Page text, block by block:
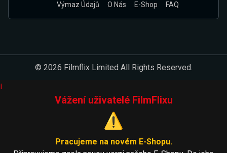
Výmaz Údajů
O Nás E-Shop FAQ
© 2026 Filmflix Limited All Rights Reserved.
i
Vážení uživatelé FilmFlixu
⚠️
Pracujeme na novém E-Shopu.